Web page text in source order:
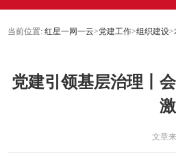
当前位置: 红星一网一云>党建工作>组织建设>
党建引领基层治理丨
文章